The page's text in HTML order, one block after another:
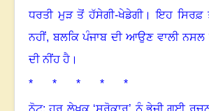
ਧਰਤੀ ਮੁੜ ਤੋਂ ਹੱਸੇਗੀ-ਖੇਡੇਗੀ। ਇਹ ਸਿਰਫ਼
ਨਹੀਂ,ਬਲਕਿ ਪੰਜਾਬ ਦੀ ਆਉਣ ਵਾਲੀ ਨਸਲ
ਦੀ ਨੀਂਹ ਹੈ।
* * * * *